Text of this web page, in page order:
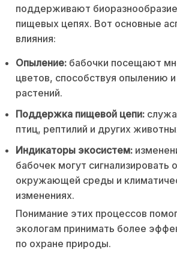
поддерживают
пищевых цепях. Вот основные
влияния:
Опыление: бабочки посещают
цветов, способствуя опылению
растений.
Поддержка пищевой цепи:
птиц, рептилий и других
Индикаторы экосистем:
бабочек могут сигнализировать
окружающей среды и
изменениях.
Понимание этих процессов
экологам принимать более
по охране природы.